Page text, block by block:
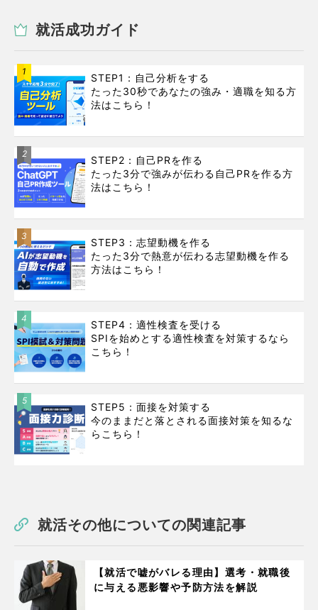
就活成功ガイド
1
STEP1：自己分析をする
たった30秒であなたの強み・適職を知る方
法はこちら！
2
STEP2：自己PRを作る
たった3分で強みが伝わる自己PRを作る方
法はこちら！
3
STEP3：志望動機を作る
たった3分で熱意が伝わる志望動機を作る
方法はこちら！
4
STEP4：適性検査を受ける
SPIを始めとする適性検査を対策するなら
こちら！
5
STEP5：面接を対策する
今のままだと落とされる面接対策を知るな
らこちら！
就活その他についての関連記事
【就活で嘘がバレる理由】選考・就職後
に与える悪影響や予防方法を解説